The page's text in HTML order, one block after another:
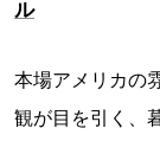
ル
本場アメリカの
観が目を引く、